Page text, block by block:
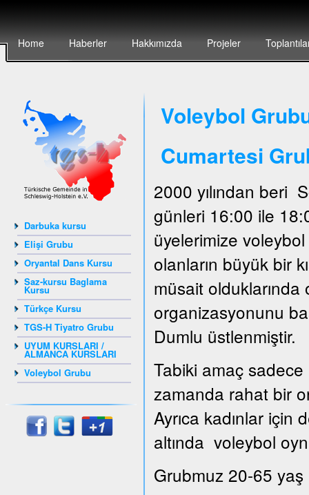
Home Haberler Hakkımızda Projeler
Darbuka kursu
Elişi Grubu
Oryantal Dans Kursu
Saz-kursu Baglama
Kursu
Türkçe Kursu
TGS-H Tiyatro Grubu
UYUM KURSLARI /
ALMANCA KURSLARI
Voleybol Grubu
Voleybol
Cumartesi
2000 yılından beri
günleri 16:00 ile
üyelerimize
olanların büyük bir
müsait olduklarında
organizasyonunu
Dumlu üstlenmiştir.
Tabiki amaç sadece
zamanda rahat bir
Ayrıca kadınlar için
altında voleybol
Grubmuz 20-65 yaş